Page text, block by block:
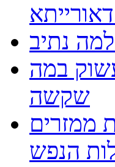
נתיב
במה
שקשה
ממזרים